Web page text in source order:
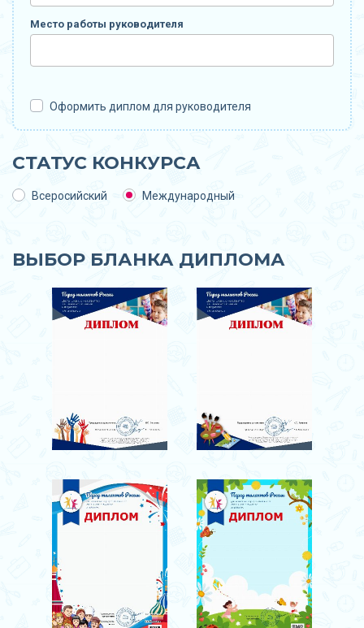
Место работы руководителя
Оформить диплом для руководителя
СТАТУС КОНКУРСА
Всеросийский Международный
ВЫБОР БЛАНКА ДИПЛОМА